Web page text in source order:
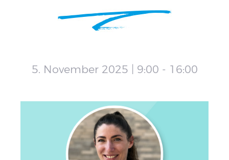
5. November 2025 | 9:00 - 16:00